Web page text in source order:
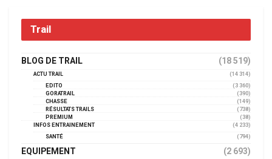
Trail
BLOG DE TRAIL (18 519)
ACTU TRAIL
(14 314)
EDITO
(3 360)
GORATRAIL
(390)
CHASSE
(149)
RÉSULTATS TRAILS
(738)
PREMIUM
(38)
INFOS ENTRAINEMENT
(4 233)
SANTÉ
(794)
EQUIPEMENT (2 693)